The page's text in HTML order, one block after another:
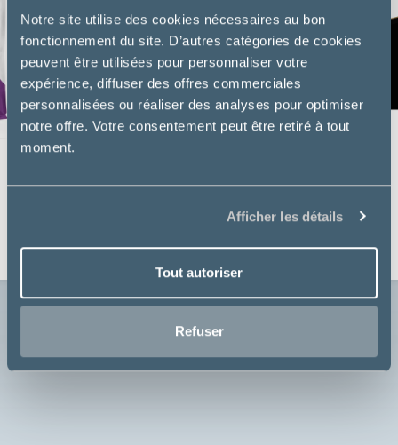
Notre site utilise des cookies nécessaires au bon
fonctionnement du site. D’autres catégories de cookies
peuvent être utilisées pour personnaliser votre
expérience, diffuser des offres commerciales
personnalisées ou réaliser des analyses pour optimiser
notre offre. Votre consentement peut être retiré à tout
moment.
Afficher les détails
Tout autoriser
Refuser
24,49€